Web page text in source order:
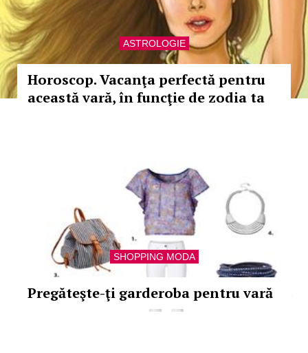
ASTROLOGIE
Horoscop. Vacanţa perfectă pentru
această vară, în funcţie de zodia ta
SHOPPING MODA
Pregăteşte-ţi garderoba pentru vară